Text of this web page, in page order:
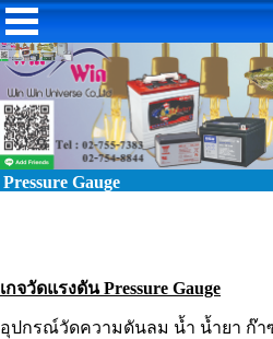
Pressure Gauge
เกจวัดแรงดัน Pressure Gauge
อุปกรณ์วัดความดันลม น้ำ น้ำยา ก๊า